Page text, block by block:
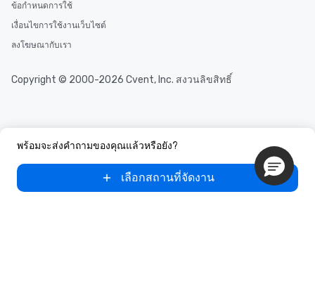
พร้อมจะส่งคำถามของคุณแล้วหรือยัง?
เลือกสถานที่จัดงาน
ข้อกำหนดการใช้
เงื่อนไขการใช้งานเว็บไซต์
ลงโฆษณากับเรา
Copyright © 2000-2026 Cvent, Inc. สงวนลิขสิทธิ์